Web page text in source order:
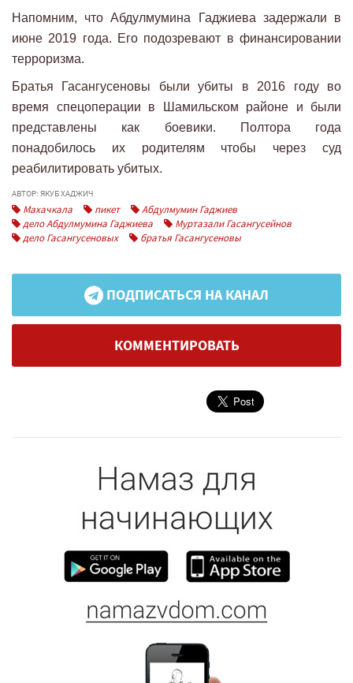
Напомним, что Абдулмумина Гаджиева задержали в
июне 2019 года. Его подозревают в финансировании
терроризма.
Братья Гасангусеновы были убиты в 2016 году во
время спецоперации в Шамильском районе и были
представлены как боевики. Полтора года
понадобилось их родителям чтобы через суд
реабилитировать убитых.
АВТОР: ЯКУБ ХАДЖИЧ
Махачкала пикет
Абдулмумин Гаджиев
дело Абдулмумина Гаджиева
Муртазали Гасангусейнов
дело Гасангусеновых
братья Гасангусеновы
ПОДПИСАТЬСЯ НА КАНАЛ
КОММЕНТИРОВАТЬ